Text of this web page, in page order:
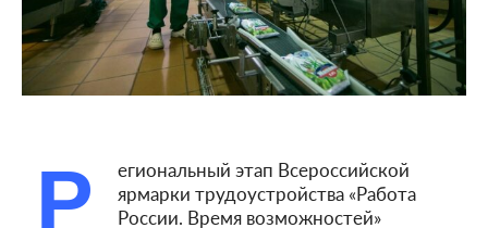
Р
егиональный этап Всероссийской
ярмарки трудоустройства «Работа
России. Время возможностей»